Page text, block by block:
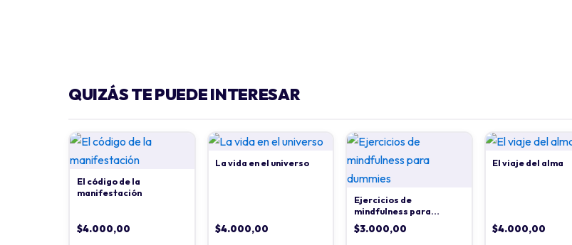
QUIZÁS TE PUEDE INTERESAR
El código de la
manifestación
$4.000,00
La vida en el universo
$4.000,00
Ejercicios de
mindfulness para
dummies
$3.000,00
El viaje del alma
$4.000,00